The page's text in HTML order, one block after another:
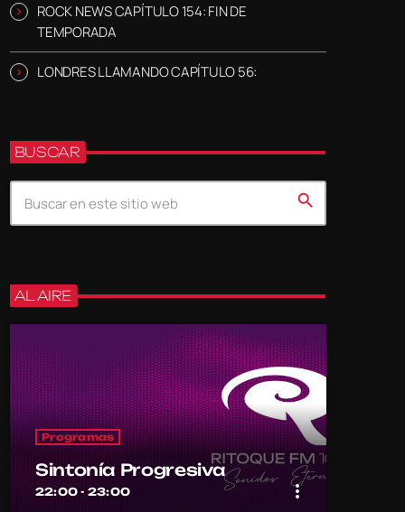
ROCK NEWS CAPÍTULO 154: FIN DE
TEMPORADA
LONDRES LLAMANDO CAPÍTULO 56:
BUSCAR
search
AL AIRE
Programas
Sintonía Progresiva
22:00 - 23:00 more_vert